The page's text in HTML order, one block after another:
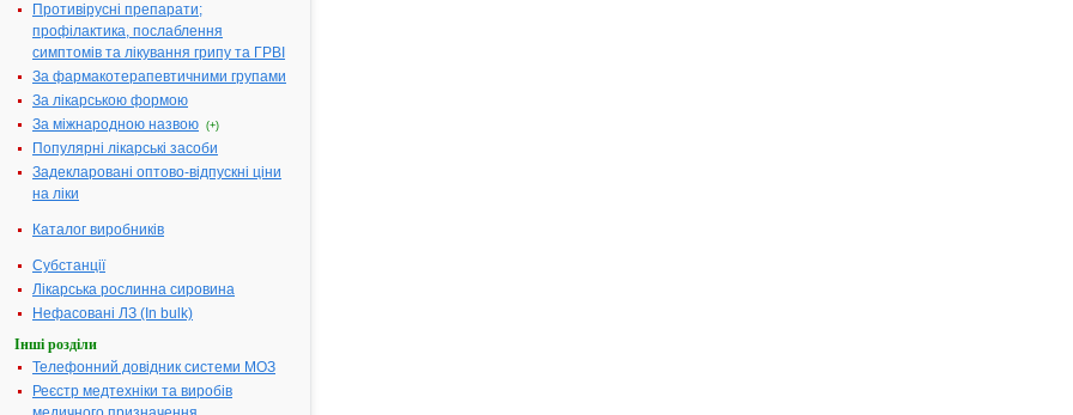
Противірусні препарати;
профілактика, послаблення
симптомів та лікування грипу та ГРВІ
За фармакотерапевтичними групами
За лікарською формою
За міжнародною назвою (+)
Популярні лікарські засоби
Задекларовані оптово-відпускні ціни
на ліки
Каталог виробників
Субстанції
Лікарська рослинна сировина
Нефасовані ЛЗ (In bulk)
Інші розділи
Телефонний довідник системи МОЗ
Реєстр медтехніки та виробів